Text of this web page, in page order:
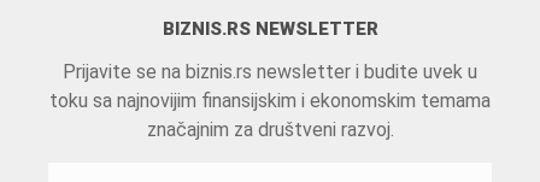
BIZNIS.RS NEWSLETTER
Prijavite se na biznis.rs newsletter i budite uvek u
toku sa najnovijim finansijskim i ekonomskim temama
značajnim za društveni razvoj.